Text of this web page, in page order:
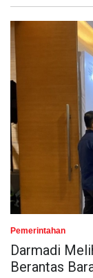
Pemerintahan
Darmadi
Berantas